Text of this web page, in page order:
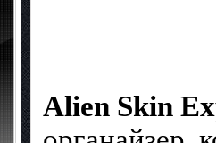
Alien Skin